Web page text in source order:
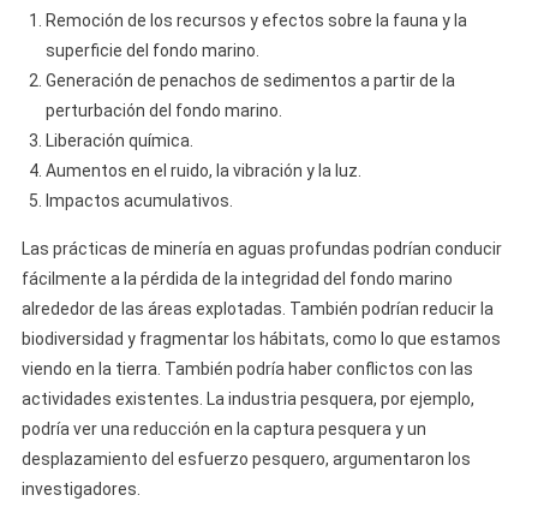
Remoción de los recursos y efectos sobre la fauna y la
superficie del fondo marino.
Generación de penachos de sedimentos a partir de la
perturbación del fondo marino.
Liberación química.
Aumentos en el ruido, la vibración y la luz.
Impactos acumulativos.
Las prácticas de minería en aguas profundas podrían conducir
fácilmente a la pérdida de la integridad del fondo marino
alrededor de las áreas explotadas. También podrían reducir la
biodiversidad y fragmentar los hábitats, como lo que estamos
viendo en la tierra. También podría haber conflictos con las
actividades existentes. La industria pesquera, por ejemplo,
podría ver una reducción en la captura pesquera y un
desplazamiento del esfuerzo pesquero, argumentaron los
investigadores.